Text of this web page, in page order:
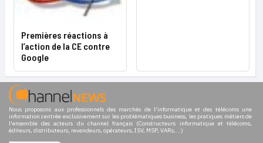
Premières réactions à
l’action de la CE contre
Google
Nous proposons aux professionnels des marchés de l'informatique et des télécoms une
information centrée exclusivement sur les problématiques business, les pratiques métiers de
l'ensemble des acteurs du channel français (Constructeurs informatique et télécoms,
éditeurs, distributeurs, revendeurs, opérateurs, ISV, MSP, VARs,...)